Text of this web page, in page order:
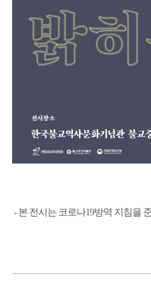
- 본 전시는 코로나19방역 지침을